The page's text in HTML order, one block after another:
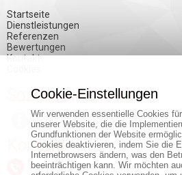
Startseite
Dienstleistungen
Referenzen
Bewertungen
Kontakt
Soziale Netzwerke
Kontakt
+421 903 150 884
Cookie-Einstellungen
Wir verwenden essentielle Cookies
unserer Website, die die
Grundfunktionen der Website
Cookies deaktivieren, indem Sie die
Internetbrowsers ändern, was den
beeinträchtigen kann. Wir möchten